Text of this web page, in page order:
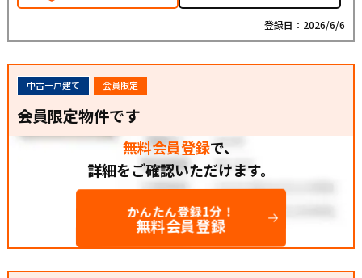
登録日：2026/6/6
中古一戸建て 会員限定
会員限定物件です
無料会員登録で、
詳細をご確認いただけます。
かんたん登録1分！
無料会員登録